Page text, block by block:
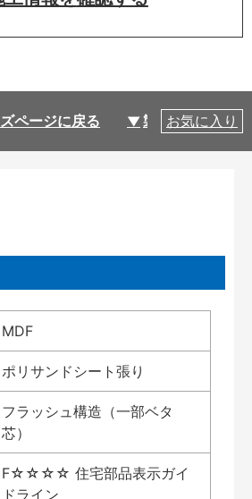
ページに戻る 製品仕様
お気に入り
MDF
ポリサンドシート張り
フラッシュ構造（一部ベタ
芯）
F☆☆☆☆ 住宅部品表示ガイ
ドライン